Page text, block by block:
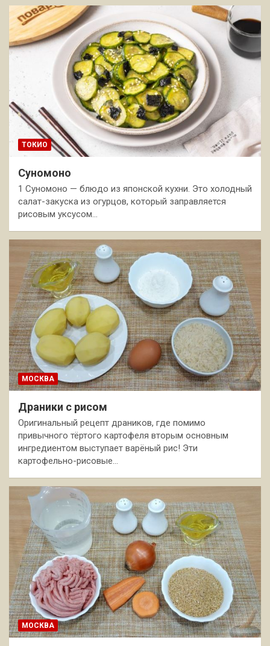
ТОКИО
Суномоно
1 Суномоно — блюдо из японской кухни. Это холодный
салат-закуска из огурцов, который заправляется
рисовым уксусом…
МОСКВА
Драники с рисом
Оригинальный рецепт драников, где помимо
привычного тёртого картофеля вторым основным
ингредиентом выступает варёный рис! Эти
картофельно-рисовые…
МОСКВА